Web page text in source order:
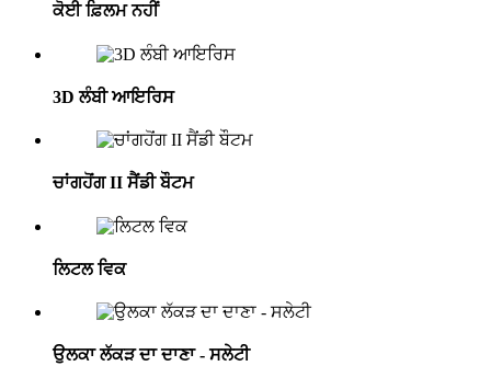
ਕੋਈ ਫ਼ਿਲਮ ਨਹੀਂ
3D ਲੰਬੀ ਆਇਰਿਸ
ਚਾਂਗਹੋਂਗ II ਸੈਂਡੀ ਬੌਟਮ
ਲਿਟਲ ਵਿਕ
ਉਲਕਾ ਲੱਕੜ ਦਾ ਦਾਣਾ - ਸਲੇਟੀ